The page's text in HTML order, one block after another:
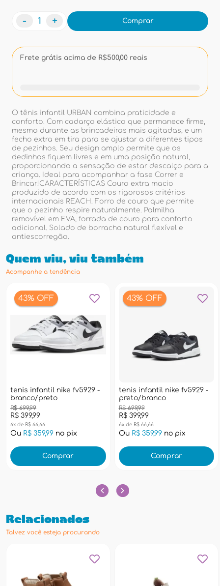
- + Comprar
Frete grátis acima de R$500,00 reais
O tênis infantil URBAN combina praticidade e
conforto. Com cadarço elástico que permanece firme,
mesmo durante as brincadeiras mais agitadas, e um
fecho extra em tira para se ajustar a diferentes tipos
de pezinhos. Seu design amplo permite que os
dedinhos fiquem livres e em uma posição natural,
proporcionando a sensação de estar descalço para a
criança. Ideal para acompanhar a fase Correr e
Brincar!CARACTERÍSTICAS Couro extra macio
produzido de acordo com os rigorosos critérios
internacionais REACH. Forro de couro que permite
que o pezinho respire naturalmente. Palmilha
removível em EVA, forrada de couro para conforto
adicional. Solado de borracha natural flexível e
antiescorregão.
Quem viu, viu também
Acompanhe a tendência
43% OFF
tenis infantil nike fv5929 -
branco/preto
R$ 399,99
R$ 699,99
6x de R$ 66,66
Ou R$ 359,99 no pix
Comprar
43% OFF
tenis infantil nike fv5929 -
preto/branco
R$ 399,99
R$ 699,99
6x de R$ 66,66
Ou R$ 359,99no pix
Comprar
Relacionados
Talvez você esteja procurando